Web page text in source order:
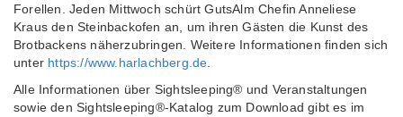
Forellen. Jeden Mittwoch schürt GutsAlm Chefin Anneliese
Kraus den Steinbackofen an, um ihren Gästen die Kunst des
Brotbackens näherzubringen. Weitere Informationen finden sich
unter https://www.harlachberg.de
Alle Informationen über Sightsleeping® und Veranstaltungen
sowie den Sightsleeping®-Katalog zum Download gibt es im